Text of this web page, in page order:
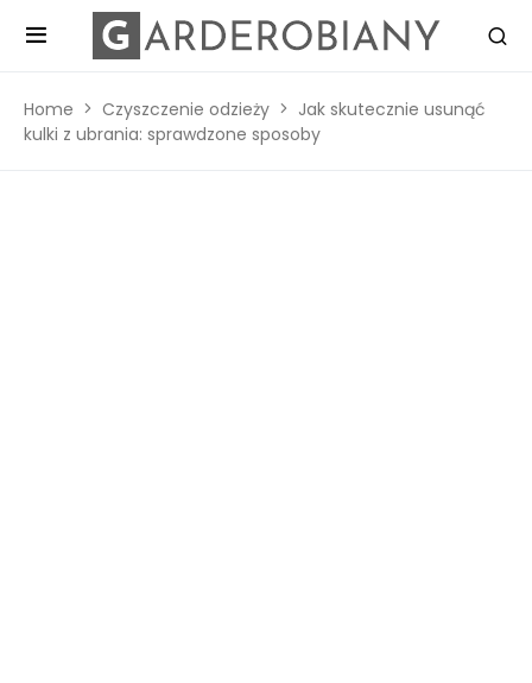
Home Czyszczenie odzieży
Jak skutecznie usunąć
kulki z ubrania: sprawdzone sposoby